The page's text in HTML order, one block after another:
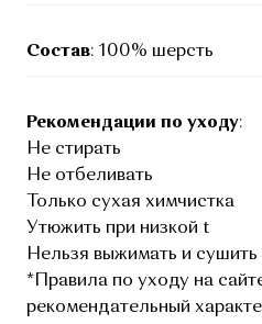
Состав: 100% шерсть
Рекомендации по уходу:
Не стирать
Не отбеливать
Только сухая химчистка
Утюжить при низкой t
Нельзя выжимать и
*Правила по уходу на
рекомендательный